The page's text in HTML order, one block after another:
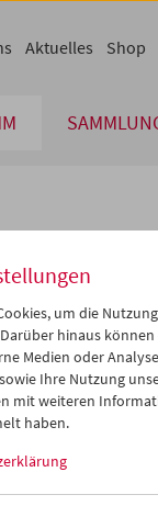
Aktuelles Shop
Jul 2004
Mi Do Fr Sa
30 01 02 03
07 08 09 10
14 15
21 22
um die
hinaus
Medien oder
Ihre Nutzung
mit weiteren
haben.